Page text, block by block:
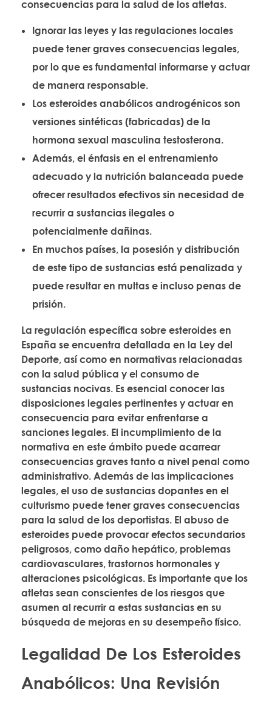
consecuencias para la salud de los atletas.
Ignorar las leyes y las regulaciones locales
puede tener graves consecuencias legales,
por lo que es fundamental informarse y actuar
de manera responsable.
Los esteroides anabólicos androgénicos son
versiones sintéticas (fabricadas) de la
hormona sexual masculina testosterona.
Además, el énfasis en el entrenamiento
adecuado y la nutrición balanceada puede
ofrecer resultados efectivos sin necesidad de
recurrir a sustancias ilegales o
potencialmente dañinas.
En muchos países, la posesión y distribución
de este tipo de sustancias está penalizada y
puede resultar en multas e incluso penas de
prisión.
La regulación específica sobre esteroides en
España se encuentra detallada en la Ley del
Deporte, así como en normativas relacionadas
con la salud pública y el consumo de
sustancias nocivas. Es esencial conocer las
disposiciones legales pertinentes y actuar en
consecuencia para evitar enfrentarse a
sanciones legales. El incumplimiento de la
normativa en este ámbito puede acarrear
consecuencias graves tanto a nivel penal como
administrativo. Además de las implicaciones
legales, el uso de sustancias dopantes en el
culturismo puede tener graves consecuencias
para la salud de los deportistas. El abuso de
esteroides puede provocar efectos secundarios
peligrosos, como daño hepático, problemas
cardiovasculares, trastornos hormonales y
alteraciones psicológicas. Es importante que los
atletas sean conscientes de los riesgos que
asumen al recurrir a estas sustancias en su
búsqueda de mejoras en su desempeño físico.
Legalidad De Los Esteroides
Anabólicos: Una Revisión